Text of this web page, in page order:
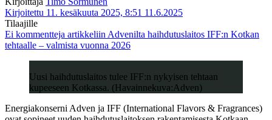
Kirjoitettu 11. kesäkuuta 2025, 8:51 11.6.2025
Tilaajille
Ei kommentteja artikkeliin Advenilta haihdutuslaitos IFF:n Kotkan
tehtaalle – valmista vuonna 2026
Uusi haihdutuslaitos tulee IFF:n nykyisen tehtaan
kupeeseen Kotkassa. (Havainnekuva:Adven)
Energiakonserni Adven ja IFF (International Flavors & Fragrances)